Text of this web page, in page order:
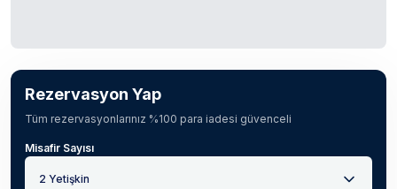
Rezervasyon Yap
Tüm rezervasyonlarınız %100 para iadesi güvenceli
Misafir Sayısı
2 Yetişkin